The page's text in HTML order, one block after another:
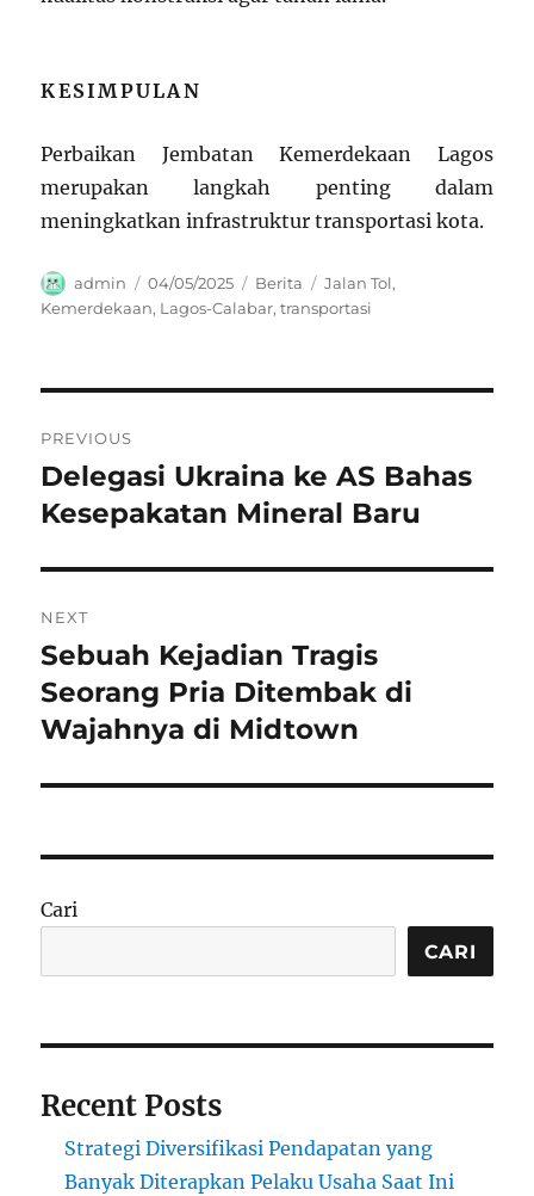
KESIMPULAN
Perbaikan Jembatan Kemerdekaan Lagos
merupakan langkah penting dalam
meningkatkan infrastruktur transportasi kota.
Author
admin
Posted
on
04/05/2025 Categories
Berita Tags
Jalan Tol,
Kemerdekaan, Lagos-Calabar,transportasi
pos
PREVIOUS
Previous
post:
Delegasi Ukraina ke AS Bahas
Kesepakatan Mineral Baru
NEXT
Next
post:
Sebuah Kejadian Tragis
Seorang Pria Ditembak di
Wajahnya di Midtown
Cari
CARI
Recent Posts
Strategi Diversifikasi Pendapatan yang
Banyak Diterapkan Pelaku Usaha Saat Ini